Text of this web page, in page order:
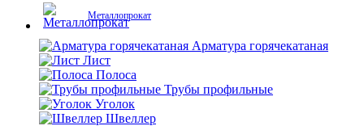
Металлопрокат
Арматура горячекатаная
Лист
Полоса
Трубы профильные
Уголок
Швеллер